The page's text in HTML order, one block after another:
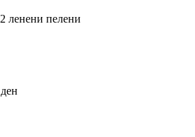
2 ленени пелени
ден